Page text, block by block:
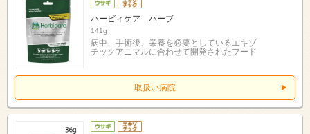
ハービィケア ハーブ
141g
病中、手術後、栄養を必要としているエキゾ
チックアニマルに合わせて開発されたフード
取扱い病院